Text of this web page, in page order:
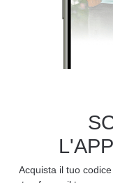
L'APP
Acquista il tuo